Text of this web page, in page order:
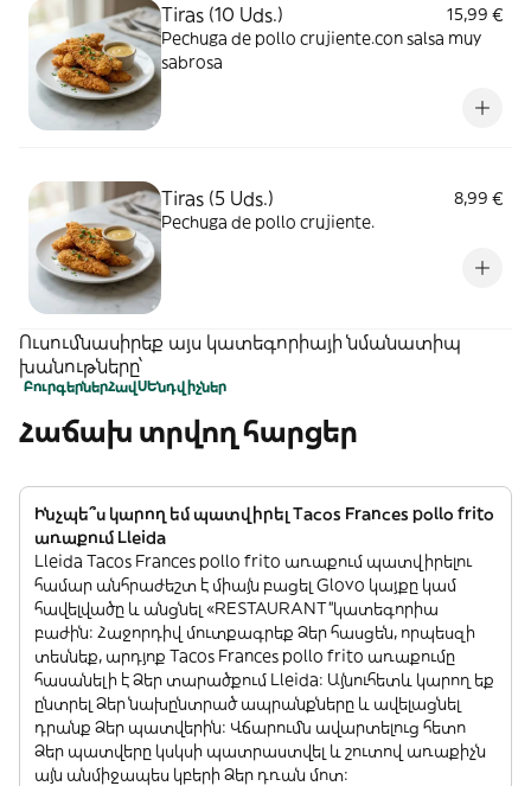
Tiras (10 Uds.)
15,99 €
Pechuga de pollo crujiente.con salsa muy
sabrosa
Tiras (5 Uds.)
8,99 €
Pechuga de pollo crujiente.
Ուսումնասիրեք այս կատեգորիայի նմանատիպ
խանութները՝
ԲուրգերներՀավՍԵնդվիչներ
Հաճախ տրվող հարցեր
Ինչպե՞ս կարող եմ պատվիրել Tacos Frances pollo frito
առաքում Lleida
Lleida Tacos Frances pollo frito առաքում պատվիրելու
համար անհրաժեշտ է միայն բացել Glovo կայքը կամ
հավելվածը և անցնել «RESTAURANT”կատեգորիա
բաժին: Հաջորդիվ մուտքագրեք Ձեր հասցեն, որպեսզի
տեսնեք, արդյոք Tacos Frances pollo frito առաքումը
հասանելի է Ձեր տարածքում Lleida: Այնուհետև կարող եք
ընտրել Ձեր նախընտրած ապրանքները և ավելացնել
դրանք Ձեր պատվերին: Վճարումն ավարտելուց հետո
Ձեր պատվերը կսկսի պատրաստվել և շուտով առաքիչն
այն անմիջապես կբերի Ձեր դռան մոտ: